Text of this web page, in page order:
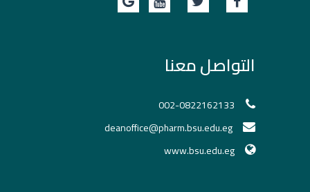
التواصل معنا
002-0822162133
www.bsu.edu.eg